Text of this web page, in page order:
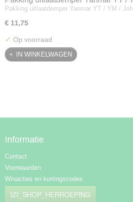
128300-13230
Pakking uitlaatdemper Yanmar YT / YM /
€ 11,75
✓ Op voorraad
IN WINKELWAGEN
Informatie
Contact
Voorwaarden
Winacties en kortingscodes
IZI_SHOP_HERROEPING